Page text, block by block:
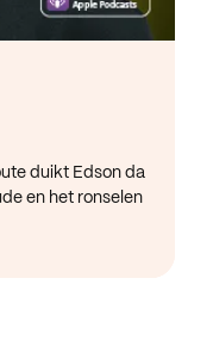
duikt Edson da
en het ronselen